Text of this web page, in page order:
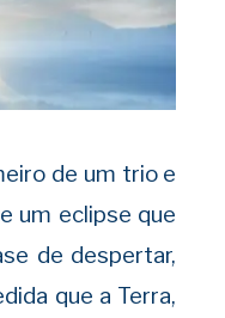
de um trioe
um eclipse que
de despertar,
que a Terra,